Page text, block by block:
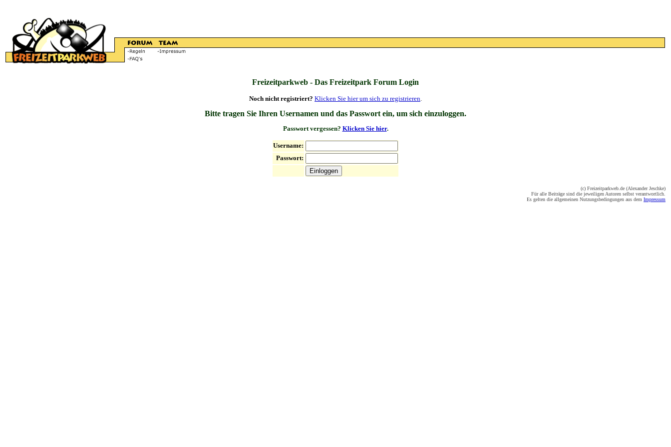
Freizeitparkweb - Das Freizeitpark Forum Login
Noch nicht registriert? Klicken Sie hier um sich zu registrieren.
Bitte tragen Sie Ihren Usernamen und das Passwort ein, um sich einzuloggen.
Passwort vergessen? Klicken Sie hier.
Username:
Passwort:
(c) Freizeitparkweb.de (Alexander Jeschke)
Für alle Beiträge sind die jeweiligen Autoren selbst verantwortlich.
Es gelten die allgemeinen Nutzungsbedingungen aus dem Impressum